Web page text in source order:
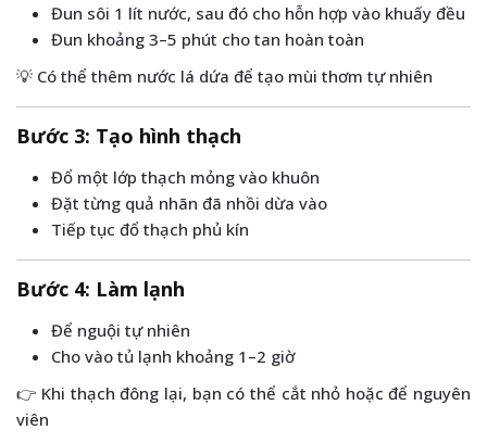
Đun sôi 1 lít nước, sau đó cho hỗn hợp vào khuấy đều
Đun khoảng 3–5 phút cho tan hoàn toàn
💡 Có thể thêm nước lá dứa để tạo mùi thơm tự nhiên
Bước 3: Tạo hình thạch
Đổ một lớp thạch mỏng vào khuôn
Đặt từng quả nhãn đã nhồi dừa vào
Tiếp tục đổ thạch phủ kín
Bước 4: Làm lạnh
Để nguội tự nhiên
Cho vào tủ lạnh khoảng 1–2 giờ
👉 Khi thạch đông lại, bạn có thể cắt nhỏ hoặc để nguyên
viên